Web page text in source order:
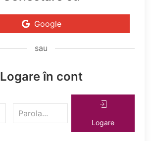
Google
Logare în cont
Logare